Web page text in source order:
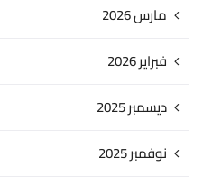
مارس 2026
فبراير 2026
ديسمبر 2025
نوفمبر 2025